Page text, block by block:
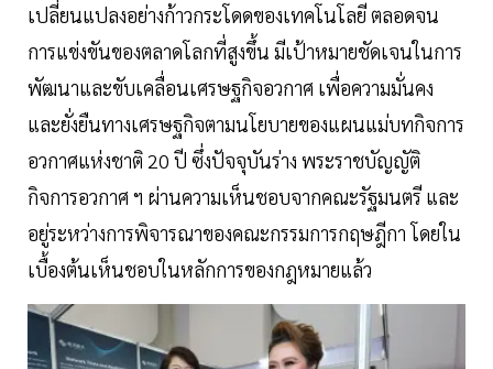
เปลี่ยนแปลงอย่างก้าวกระโดดของเทคโนโลยี ตลอดจน
การแข่งขันของตลาดโลกที่สูงขึ้น มีเป้าหมายชัดเจนในการ
พัฒนาและขับเคลื่อนเศรษฐกิจอวกาศ เพื่อความมั่นคง
และยั่งยืนทางเศรษฐกิจตามนโยบายของแผนแม่บทกิจการ
อวกาศแห่งชาติ 20 ปี ซึ่งปัจจุบันร่าง พระราชบัญญัติ
กิจการอวกาศ ฯ ผ่านความเห็นชอบจากคณะรัฐมนตรี และ
อยู่ระหว่างการพิจารณาของคณะกรรมการกฤษฎีกา โดยใน
เบื้องต้นเห็นชอบในหลักการของกฎหมายแล้ว